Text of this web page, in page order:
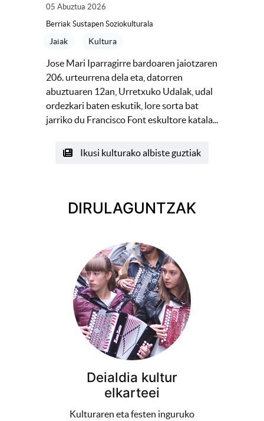
05 Abuztua 2026
Berriak Sustapen Soziokulturala
Jaiak Kultura
Jose Mari Iparragirre bardoaren jaiotzaren
206. urteurrena dela eta, datorren
abuztuaren 12an, Urretxuko Udalak, udal
ordezkari baten eskutik, lore sorta bat
jarriko du Francisco Font eskultore katala...
Ikusi kulturako albiste guztiak
DIRULAGUNTZAK
Deialdia kultur
elkarteei
Kulturaren eta festen inguruko